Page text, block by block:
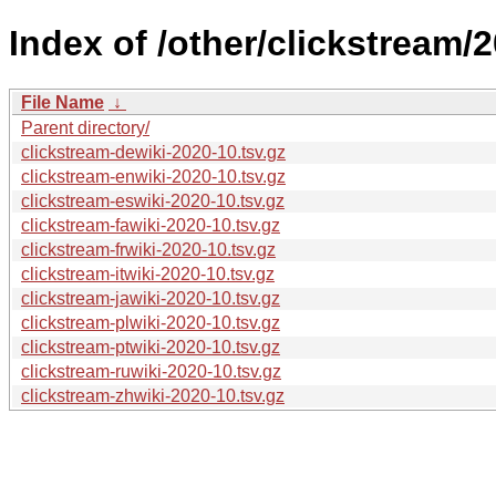
Index of /other/clickstream/
File Name ↓
Parent directory/
clickstream-dewiki-2020-10.tsv.gz
clickstream-enwiki-2020-10.tsv.gz
clickstream-eswiki-2020-10.tsv.gz
clickstream-fawiki-2020-10.tsv.gz
clickstream-frwiki-2020-10.tsv.gz
clickstream-itwiki-2020-10.tsv.gz
clickstream-jawiki-2020-10.tsv.gz
clickstream-plwiki-2020-10.tsv.gz
clickstream-ptwiki-2020-10.tsv.gz
clickstream-ruwiki-2020-10.tsv.gz
clickstream-zhwiki-2020-10.tsv.gz